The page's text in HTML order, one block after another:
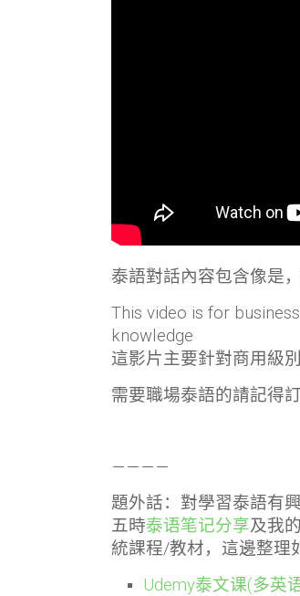
泰語對話內容包含像是
This video is for
knowledge
這影片主要針對商用級
需要職場泰語的請記得
－－－－
題外話：對學習泰語有
五時泰语笔记分享及我的
統課程/教材，這邊整理
Udemy泰文课(多英